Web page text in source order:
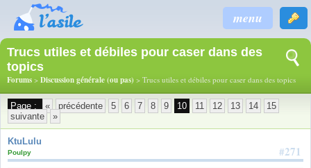
menu
Trucs utiles et débiles pour caser dans des
topics
Forums > Discussion générale (ou pas) > Trucs utiles et débiles pour caser dans des topics
Page : « précédente 5 6 7 8 9 10 11 12 13 14
15
suivante
»
KtuLulu
#271
Poulpy